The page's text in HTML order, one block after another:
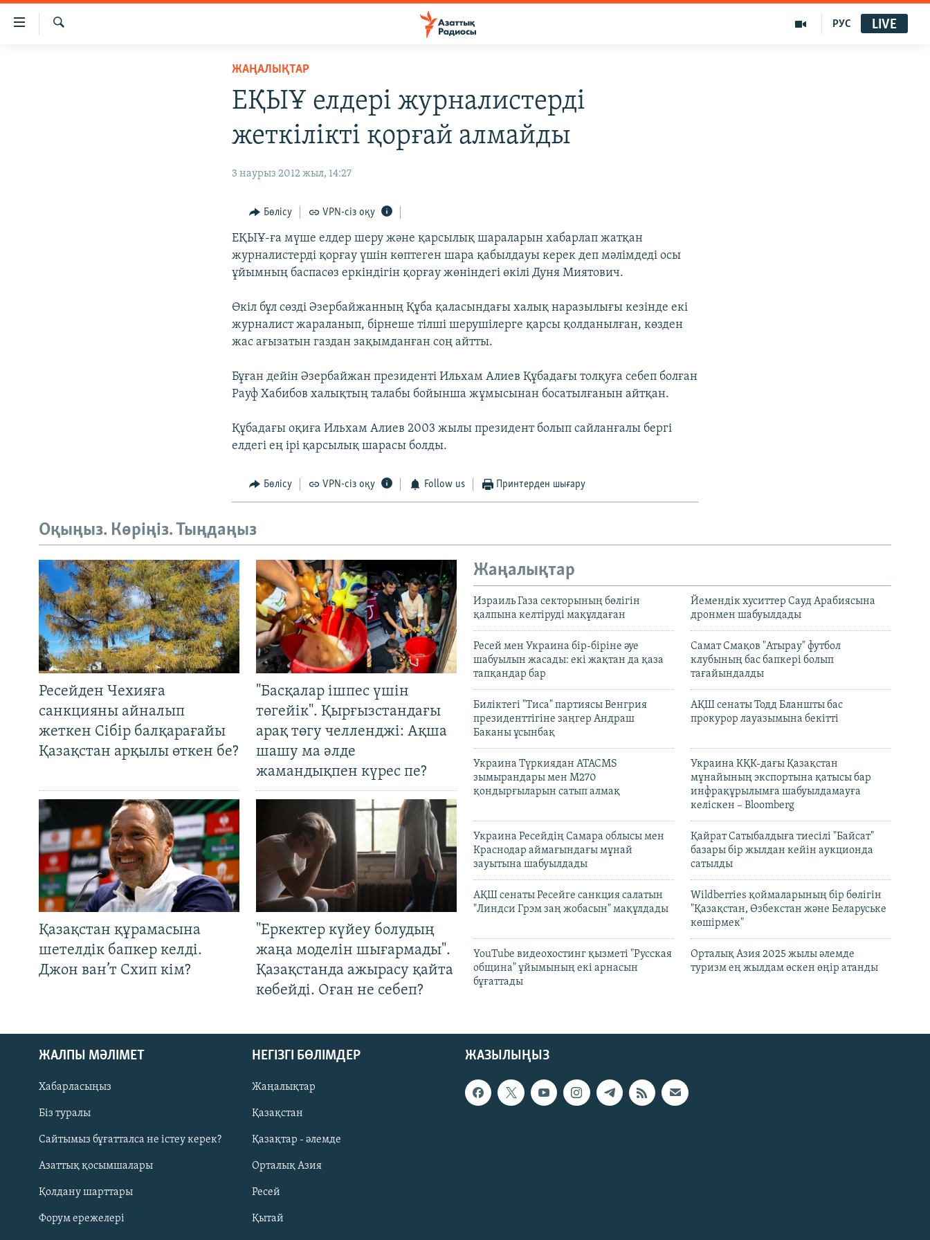
Accessibility
Русский
ЖАЗЫЛЫҢЫЗ
РУС LIVE
ЖАҢАЛЫҚТАР
ЕҚЫҰ елдері журналистерді
жеткілікті қорғай алмайды
3 наурыз 2012 жыл, 14:27
Бөлісу VPN-сіз оқу
ЕҚЫҰ-ға мүше елдер шеру және қарсылық шараларын хабарлап жатқан
журналистерді қорғау үшін көптеген шара қабылдауы керек деп мәлімдеді осы
ұйымның баспасөз еркіндігін қорғау жөніндегі өкілі Дуня Миятович.
Өкіл бұл сөзді Әзербайжанның Құба қаласындағы халық наразылығы кезінде екі
журналист жараланып, бірнеше тілші шерушілерге қарсы қолданылған, көзден
жас ағызатын газдан зақымданған соң айтты.
Бұған дейін Әзербайжан президенті Ильхам Алиев Құбадағы толқуға себеп болған
Рауф Хабибов халықтың талабы бойынша жұмысынан босатылғанын айтқан.
Құбадағы оқиға Ильхам Алиев 2003 жылы президент болып сайланғалы бергі
елдегі ең ірі қарсылық шарасы болды.
Бөлісу VPN-сіз оқу Follow us Принтерден шығару
Оқыңыз. Көріңіз. Тыңдаңыз
Ресейден Чехияға
санкцияны айналып
жеткен Сібір балқарағайы
Қазақстан арқылы өткен бе?
"Басқалар ішпес үшін
төгейік". Қырғызстандағы
арақ төгу челленджі: Ақша
шашу ма әлде
жамандықпен күрес пе?
Қазақстан құрамасына
шетелдік бапкер келді.
Джон ван’т Схип кім?
"Еркектер күйеу болудың
жаңа моделін шығармады".
Қазақстанда ажырасу қайта
көбейді. Оған не себеп?
Жаңалықтар
Израиль Газа секторының бөлігін
қалпына келтіруді мақұлдаған
Йемендік хуситтер Сауд Арабиясына
дронмен шабуылдады
Ресей мен Украина бір-біріне әуе
шабуылын жасады: екі жақтан да қаза
тапқандар бар
Самат Смақов "Атырау" футбол
клубының бас бапкері болып
тағайындалды
Биліктегі "Тиса" партиясы Венгрия
президенттігіне заңгер Андраш
Баканы ұсынбақ
АҚШ сенаты Тодд Бланшты бас
прокурор лауазымына бекітті
Украина Түркиядан ATACMS
зымырандары мен M270
қондырғыларын сатып алмақ
Украина КҚК-дағы Қазақстан
мұнайының экспортына қатысы бар
инфрақұрылымға шабуылдамауға
келіскен – Bloomberg
Украина Ресейдің Самара облысы мен
Краснодар аймағындағы мұнай
зауытына шабуылдады
Қайрат Сатыбалдыға тиесілі "Байсат"
базары бір жылдан кейін аукционда
сатылды
АҚШ сенаты Ресейге санкция салатын
"Линдси Грэм заң жобасын" мақұлдады
Wildberries қоймаларының бір бөлігін
"Қазақстан, Өзбекстан және Беларуське
көшірмек"
YouTube видеохостинг қызметі "Русская
община" ұйымының екі арнасын
бұғаттады
Орталық Азия 2025 жылы әлемде
туризм ең жылдам өскен өңір атанды
ЖАЗЫЛЫҢЫЗ
ЖАЛПЫ МӘЛІМЕТ
Хабарласыңыз
Біз туралы
Сайтымыз бұғатталса не істеу керек?
Азаттық қосымшалары
Қолдану шарттары
Форум ережелері
НЕГІЗГІ БӨЛІМДЕР
Жаңалықтар
Қазақстан
Қазақтар - әлемде
Орталық Азия
Ресей
Қытай